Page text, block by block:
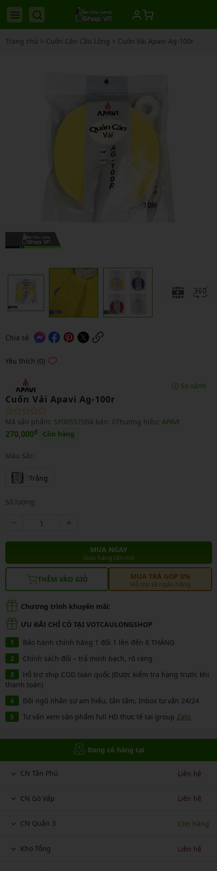
Trang chủ > Cuốn Cán Cầu Lông > Cuốn Vải Apavi Ag-100r
Chia sẻ
Yêu thích (0)
So sánh
Cuốn Vải Apavi Ag-100r
Mã sản phẩm: SP005575Đã bán: 0Thương hiệu: APAVI
270,000₫ Còn hàng
Màu Sắc:
Trắng
Số lượng:
MUA NGAY
Giao hàng tận nơi
THÊM VÀO GIỎ MUA TRẢ GÓP 0%
Hỗ trợ 33 ngân hàng
Chương trình khuyến mãi:
ƯU ĐÃI CHỈ CÓ TẠI VOTCAULONGSHOP
Bảo hành chính hãng 1 đổi 1 lên đến 6 THÁNG
Chính sách đổi – trả minh bạch, rõ ràng
Hỗ trợ ship COD toàn quốc (Được kiểm tra hàng trước khi
thanh toán)
Đội ngũ nhân sự am hiểu, tận tâm, Inbox tư vấn 24/24
Tư vấn xem sản phẩm full HD thực tế tại group Zalo
Đang có hàng tại
CN Tân Phú Liên hệ
CN Gò Vấp Liên hệ
CN Quận 3 Còn hàng
Kho Tổng Liên hệ